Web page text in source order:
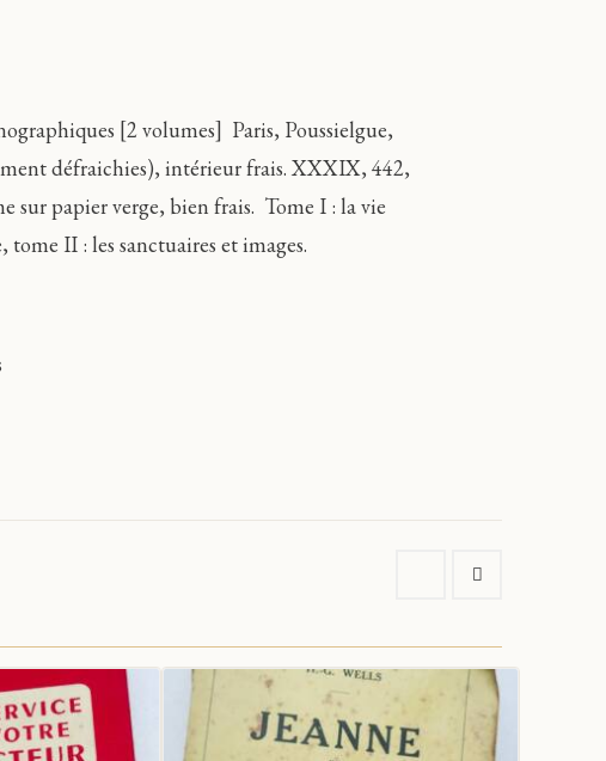
[2 volumes] Paris, Poussielgue,
défraichies), intérieur frais. XXXIX, 442,
sur papier verge, bien frais. Tome I : la vie
II : les sanctuaires et images.